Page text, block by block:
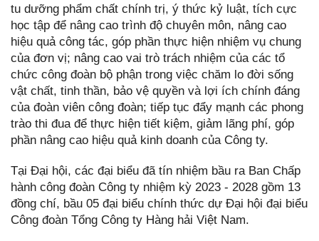
tu dưỡng phẩm chất chính trị, ý thức kỷ luật, tích cực
học tập để nâng cao trình độ chuyên môn, nâng cao
hiệu quả công tác, góp phần thực hiện nhiệm vụ chung
của đơn vị; nâng cao vai trò trách nhiệm của các tổ
chức công đoàn bộ phận trong việc chăm lo đời sống
vật chất, tinh thần, bảo vệ quyền và lợi ích chính đáng
của đoàn viên công đoàn; tiếp tục đẩy mạnh các phong
trào thi đua để thực hiện tiết kiệm, giảm lãng phí, góp
phần nâng cao hiệu quả kinh doanh của Công ty.
Tại Đại hội, các đại biểu đã tín nhiệm bầu ra Ban Chấp
hành công đoàn Công ty nhiệm kỳ 2023 - 2028 gồm 13
đồng chí, bầu 05 đại biểu chính thức dự Đại hội đại biểu
Công đoàn Tổng Công ty Hàng hải Việt Nam.